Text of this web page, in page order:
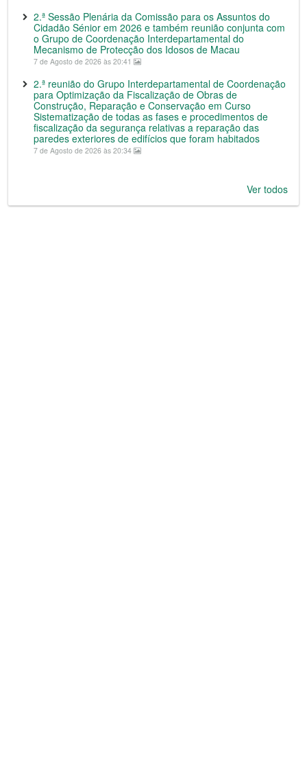
2.ª Sessão Plenária da Comissão para os Assuntos do
Cidadão Sénior em 2026 e também reunião conjunta com
o Grupo de Coordenação Interdepartamental do
Mecanismo de Protecção dos Idosos de Macau
7 de Agosto de 2026 às 20:41
2.ª reunião do Grupo Interdepartamental de Coordenação
para Optimização da Fiscalização de Obras de
Construção, Reparação e Conservação em Curso
Sistematização de todas as fases e procedimentos de
fiscalização da segurança relativas a reparação das
paredes exteriores de edifícios que foram habitados
7 de Agosto de 2026 às 20:34
Ver todos